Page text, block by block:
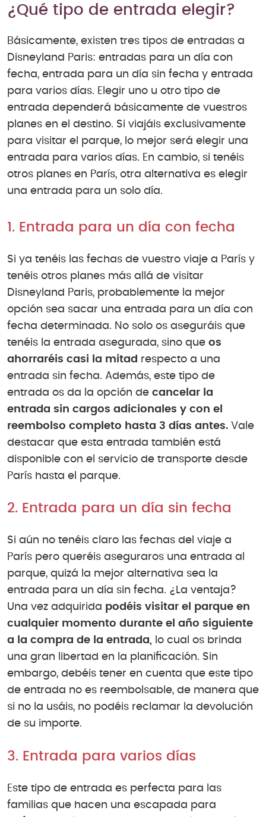
¿Qué tipo de entrada elegir?
Básicamente, existen tres tipos de entradas a
Disneyland Paris: entradas para un día con
fecha, entrada para un día sin fecha y entrada
para varios días. Elegir uno u otro tipo de
entrada dependerá básicamente de vuestros
planes en el destino. Si viajáis exclusivamente
para visitar el parque, lo mejor será elegir una
entrada para varios días. En cambio, si tenéis
otros planes en París, otra alternativa es elegir
una entrada para un solo día.
1. Entrada para un día con fecha
Si ya tenéis las fechas de vuestro viaje a París y
tenéis otros planes más allá de visitar
Disneyland Paris, probablemente la mejor
opción sea sacar una entrada para un día con
fecha determinada. No solo os aseguráis que
tenéis la entrada asegurada, sino que os
ahorraréis casi la mitad respecto a una
entrada sin fecha. Además, este tipo de
entrada os da la opción de cancelar la
entrada sin cargos adicionales y con el
reembolso completo hasta 3 días antes. Vale
destacar que esta entrada también está
disponible con el servicio de transporte desde
París hasta el parque.
2. Entrada para un día sin fecha
Si aún no tenéis claro las fechas del viaje a
París pero queréis aseguraros una entrada al
parque, quizá la mejor alternativa sea la
entrada para un día sin fecha. ¿La ventaja?
Una vez adquirida podéis visitar el parque en
cualquier momento durante el año siguiente
a la compra de la entrada, lo cual os brinda
una gran libertad en la planificación. Sin
embargo, debéis tener en cuenta que este tipo
de entrada no es reembolsable, de manera que
si no la usáis, no podéis reclamar la devolución
de su importe.
3. Entrada para varios días
Este tipo de entrada es perfecta para las
familias que hacen una escapada para